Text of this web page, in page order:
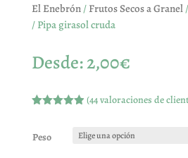
El Enebrón/ Frutos Secos a Granel/
/ Pipa girasol cruda
Desde:2,00€
5 en base
a
(44valoraciones de
Peso